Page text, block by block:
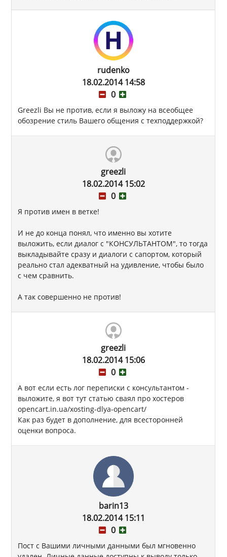
rudenko
18.02.2014 14:58
0
Greezli Вы не против, если я выложу на всеобщее
обозрение стиль Вашего общения с техподдержкой?
greezli
18.02.2014 15:02
0
Я против имен в ветке!
И не до конца понял, что именно вы хотите
выложить, если диалог с "КОНСУЛЬТАНТОМ", то тогда
выкладывайте сразу и диалоги с сапортом, который
реально стал адекватный на удивление, чтобы было
с чем сравнить.
А так совершенно не против!
greezli
18.02.2014 15:06
0
А вот если есть лог переписки с консультантом -
выложите, я вот тут статью сваял про хостеров
opencart.in.ua/xosting-dlya-opencart/
Как раз будет в дополнение, для всесторонней
оценки вопроса.
barin13
18.02.2014 15:11
0
Пост с Вашими личными данными был мгновенно